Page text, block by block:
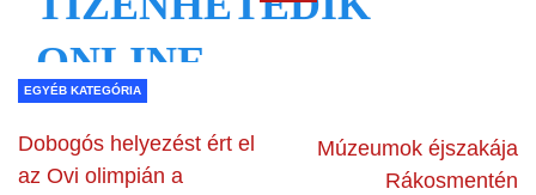
EGYÉB KATEGÓRIA
Dobogós helyezést ért el
az Ovi olimpián a
Múzeumok éjszakája
Rákosmentén